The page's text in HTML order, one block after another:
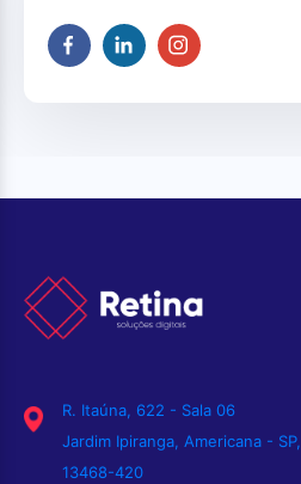
R. Itaúna, 622 - Sala 06
Jardim Ipiranga, Americana - SP,
13468-420